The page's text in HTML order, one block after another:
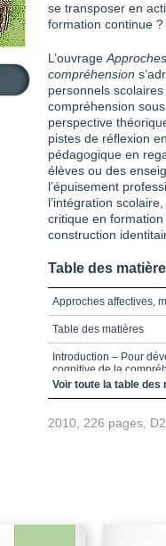
se transposer en
formation continue ?
L’ouvrage
compréhension
personnels
compréhension
perspective
pistes de réflexion
pédagogique en
élèves ou des
l’épuisement
l’intégration
critique en
construction
Table des
Approches affectives,
Table des matières
Introduction – Pour
cognitive de la
Partie 1 –
Chapitre 1 – La
Voir toute la table des
2010, 226 pages,